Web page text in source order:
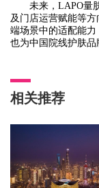
未来，LAPO量
及门店运营赋能等
端场景中的适配能力
也为中国院线护肤品
相关推荐